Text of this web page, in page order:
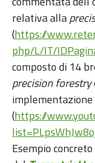
relativa alla
(https://
php/L/IT/
composto di 14
precision forestry
(https://
Esempio